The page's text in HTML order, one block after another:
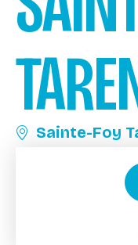
Sainte-Foy